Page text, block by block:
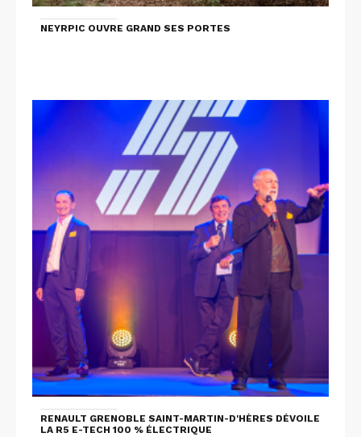
NEYRPIC OUVRE GRAND SES PORTES
RENAULT GRENOBLE SAINT-MARTIN-D'HÈRES DÉVOILE
LA R5 E-TECH 100 % ÉLECTRIQUE